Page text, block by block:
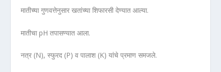
मातीच्या गुणवत्तेनुसार खतांच्या शिफारसी देण्यात आल्या.
मातीचा pH तपासण्यात आला.
नत्र (N), स्फुरद (P) व पालाश (K) यांचे प्रमाण समजले.